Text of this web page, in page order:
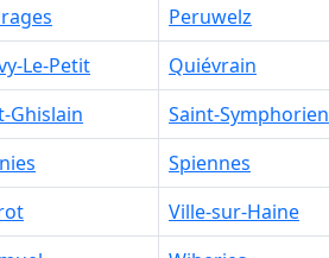
Peruwelz
Le-Petit Quiévrain
Ghislain Saint-Symphorien
Spiennes
Ville-sur-Haine